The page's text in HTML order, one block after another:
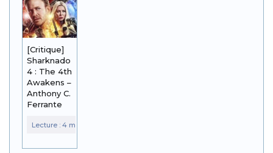
[Critique]
Sharknado
4 : The 4th
Awakens –
Anthony C.
Ferrante